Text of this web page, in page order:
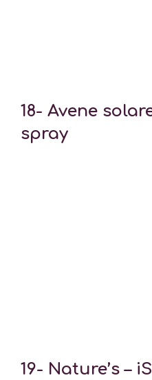
18- Avene
spray
19- Nature’s –